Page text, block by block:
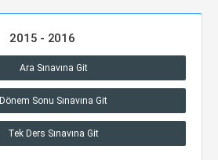
2015 - 2016
Ara Sınavına Git
Dönem Sonu Sınavına Git
Tek Ders Sınavına Git